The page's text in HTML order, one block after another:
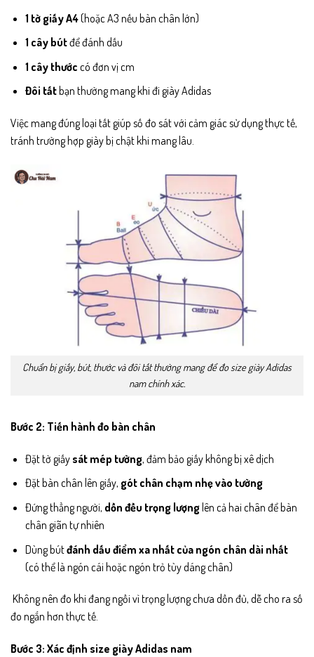
1 tờ giấy A4(hoặc A3 nếu bàn chân lớn)
1 cây bútđể đánh dấu
1 cây thước có đơn vị cm
Đôi tấtbạn thường mang khi đi giày Adidas
Việc mang đúng loại tất giúp số đo sát với cảm giác sử dụng thực tế,
tránh trường hợp giày bị chật khi mang lâu.
Chuẩn bị giấy, bút, thước và đôi tất thường mang để đo size giày Adidas
nam chính xác.
Bước 2: Tiến hành đo bàn chân
Đặt tờ giấy sát mép tường, đảm bảo giấy không bị xê dịch
Đặt bàn chân lên giấy, gót chân chạm nhẹ vào tường
Đứng thẳng người, dồn đều trọng lượnglên cả hai chân để bàn
chân giãn tự nhiên
Dùng bútđánh dấu điểm xa nhất của ngón chân dài nhất
(có thể là ngón cái hoặc ngón trỏ tùy dáng chân)
Không nên đo khi đang ngồi vì trọng lượng chưa dồn đủ, dễ cho ra số
đo ngắn hơn thực tế.
Bước 3: Xác định size giày Adidas nam